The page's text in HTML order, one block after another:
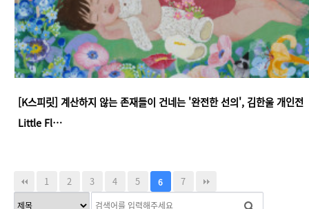
[K스피릿] 계산하지 않는 존재들이 건네는 '완전한 선의', 김한울 개인
Little Fl…
1 2 3 4 5 6 7